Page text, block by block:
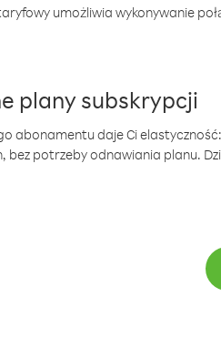
umożliwia wykonywanie
plany subskrypcji
abonamentu daje Ci
bez potrzeby odnawiania planu.